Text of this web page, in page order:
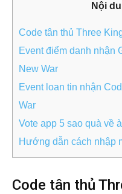
Nội
Code tân thủ Three
Event điểm danh nhận
New War
Event loan tin nhận
War
Vote app 5 sao quà về
Hướng dẫn cách nhập
Code tân thủ